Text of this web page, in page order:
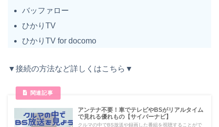
バッファロー
ひかりTV
ひかりTV for docomo
▼接続の方法など詳しくはこちら▼
アンテナ不要！車でテレビやBSがリアルタイム
で見れる優れもの【サイバーナビ】
クルマの中でBS放送や録画した番組を視聴することがで